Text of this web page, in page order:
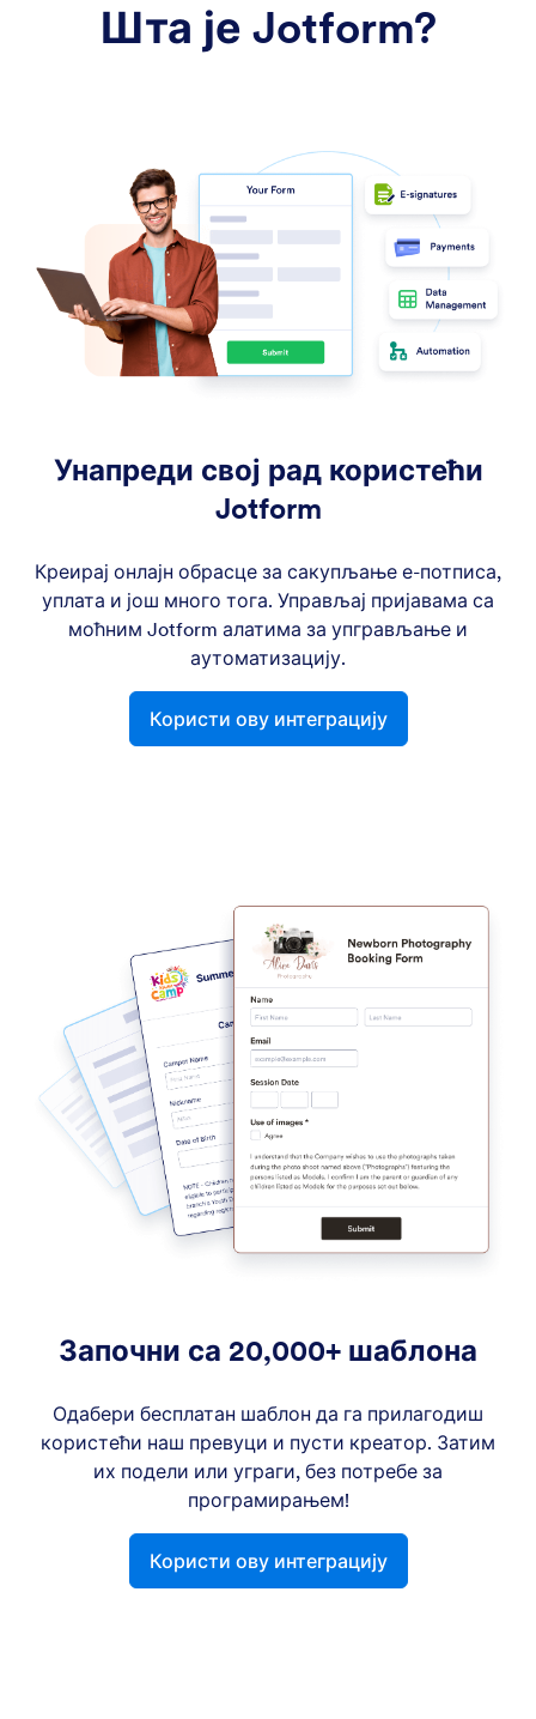
Шта је Jotform?
Унапреди свој рад користећи
Jotform
Креирај онлајн обрасце за сакупљање е-потписа,
уплата и још много тога. Управљај пријавама са
моћним Jotform алатима за упгрављање и
аутоматизацију.
Користи ову интеграцију
Започни са 20,000+ шаблона
Одабери бесплатан шаблон да га прилагодиш
користећи наш превуци и пусти креатор. Затим
их подели или уграги, без потребе за
програмирањем!
Користи ову интеграцију